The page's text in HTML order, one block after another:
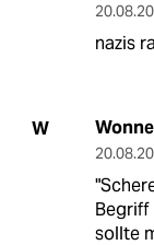
nazis
W
Begriff
sollte